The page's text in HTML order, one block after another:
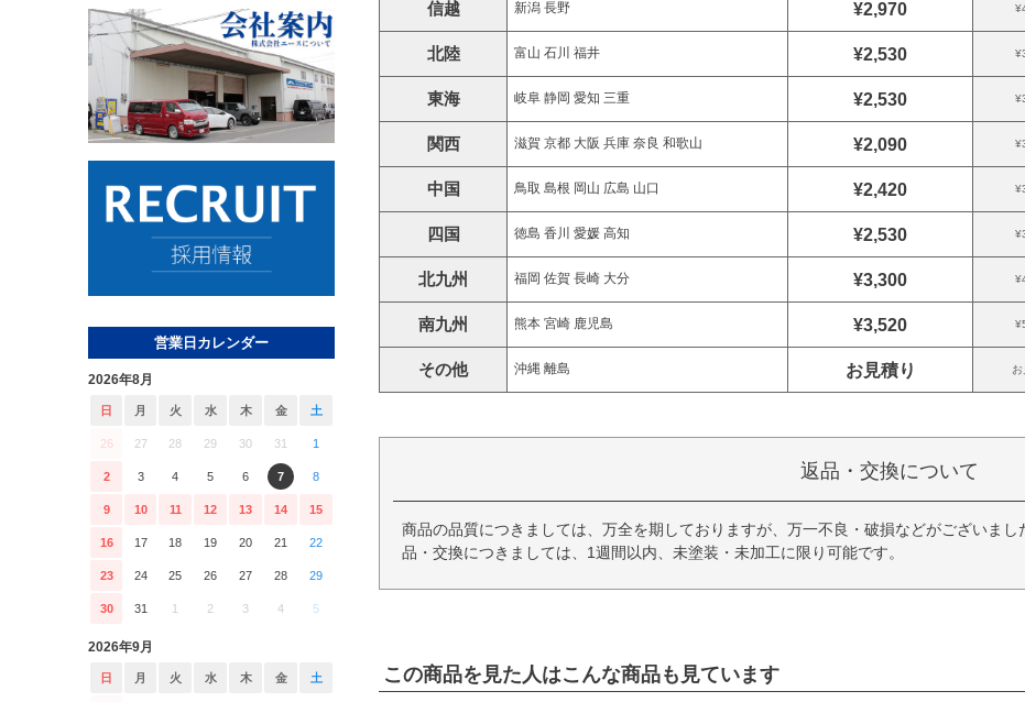
営業日カレンダー
2026年8月
日 月 火 水 木 金 土
26 27 28 29 30 31 1
2 3 4 5 6 7 8
9 10 11 12 13 14 15
16 17 18 19 20 21 22
23 24 25 26 27 28 29
30 31 1 2 3 4 5
2026年9月
日 月 火 水 木 金 土
信越 新潟 長野 ¥2,970
北陸 富山 石川 福井 ¥2,530
東海 岐阜 静岡 愛知 三重 ¥2,530
関西 滋賀 京都 大阪 兵庫 奈良 和歌山 ¥2,090
中国 鳥取 島根 岡山 広島 山口 ¥2,420
四国 徳島 香川 愛媛 高知 ¥2,530
北九州 福岡 佐賀 長崎 大分 ¥3,300
南九州 熊本 宮崎 鹿児島 ¥3,520
その他 沖縄 離島 お見積り お
返品・交換について
商品の品質につきましては、万全を期しておりますが、万一不良・破損などがございま
品・交換につきましては、1週間以内、未塗装・未加工に限り可能です。
この商品を見た人はこんな商品も見ています